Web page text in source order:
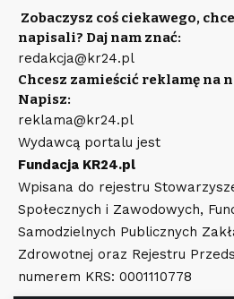
Zobaczysz coś ciekawego,
napisali? Daj nam znać:
redakcja@kr24.pl
Chcesz zamieścić reklamę na
Napisz:
reklama@kr24.pl
Wydawcą portalu jest
Fundacja KR24.pl
Wpisana do rejestru
Społecznych i Zawodowych,
Samodzielnych Publicznych
Zdrowotnej oraz Rejestru
numerem KRS: 0001110778